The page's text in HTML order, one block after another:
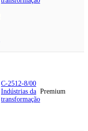
C-2512-8/00
Indústrias da
transformação
Premium